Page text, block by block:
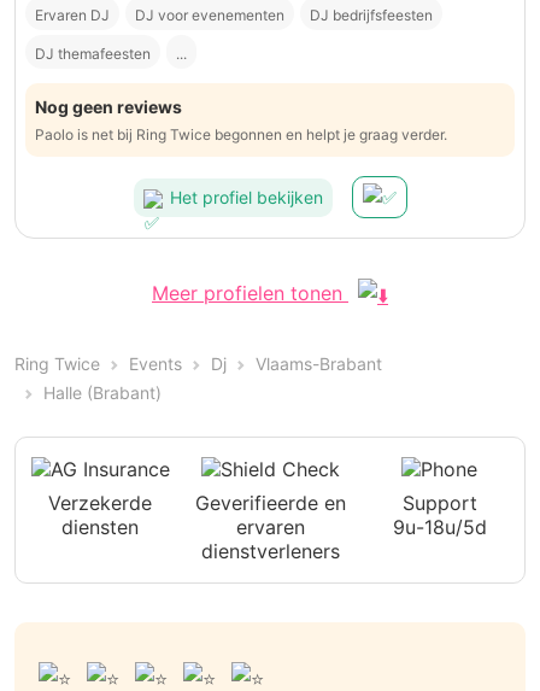
Ervaren DJ DJ voor evenementen DJ bedrijfsfeesten
DJ themafeesten ...
Nog geen reviews
Paolo is net bij Ring Twice begonnen en helpt je graag verder.
Het profiel bekijken
Meer profielen tonen
Ring Twice Events Dj
Vlaams-Brabant
Halle (Brabant)
Verzekerde
diensten
Geverifieerde en
ervaren
dienstverleners
Support
9u-18u/5d